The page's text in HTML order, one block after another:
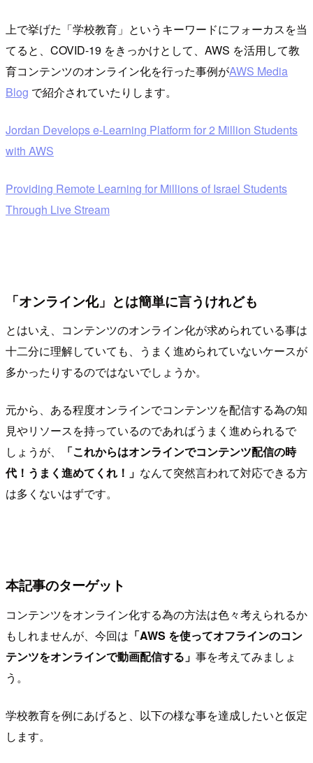
上で挙げた「学校教育」というキーワードにフォーカスを当
てると、COVID-19 をきっかけとして、AWS を活用して教
育コンテンツのオンライン化を行った事例がAWS Media
Blog で紹介されていたりします。
Jordan Develops e-Learning Platform for 2 Million Students
with AWS
Providing Remote Learning for Millions of Israel Students
Through Live Stream
「オンライン化」とは簡単に言うけれども
とはいえ、コンテンツのオンライン化が求められている事は
十二分に理解していても、うまく進められていないケースが
多かったりするのではないでしょうか。
元から、ある程度オンラインでコンテンツを配信する為の知
見やリソースを持っているのであればうまく進められるで
しょうが、
「これからはオンラインでコンテンツ配信の時
代！うまく進めてくれ！」 なんて突然言われて対応できる方
は多くないはずです。
本記事のターゲット
コンテンツをオンライン化する為の方法は色々考えられるか
もしれませんが、今回は 「AWS を使ってオフラインのコン
テンツをオンラインで動画配信する」 事を考えてみましょ
う。
学校教育を例にあげると、以下の様な事を達成したいと仮定
します。